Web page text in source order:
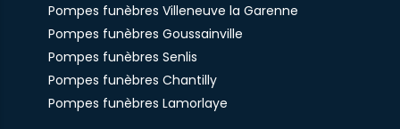
Pompes funèbres Villeneuve la Garenne
Pompes funèbres Goussainville
Pompes funèbres Senlis
Pompes funèbres Chantilly
Pompes funèbres Lamorlaye